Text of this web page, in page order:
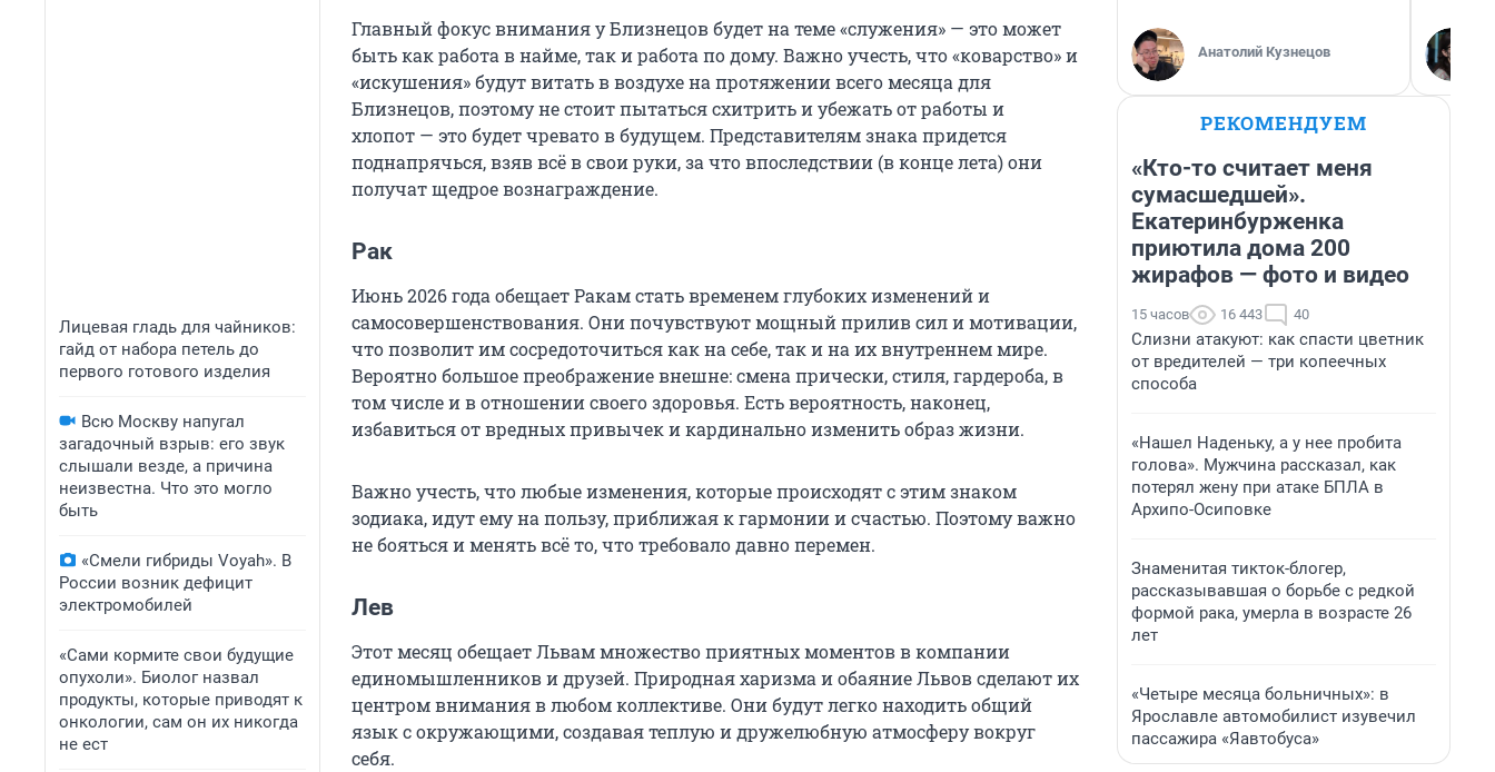
Лицевая гладь для чайников:
гайд от набора петель до
первого готового изделия
Всю Москву напугал
загадочный взрыв: его звук
слышали везде, а причина
неизвестна. Что это могло
быть
«Смели гибриды Voyah». В
России возник дефицит
электромобилей
«Сами кормите свои будущие
опухоли». Биолог назвал
продукты, которые приводят к
онкологии, сам он их никогда
не ест
Главный фокус внимания у Близнецов будет на теме «служения» — это может
быть как работа в найме, так и работа по дому. Важно учесть, что «коварство» и
«искушения» будут витать в воздухе на протяжении всего месяца для
Близнецов, поэтому не стоит пытаться схитрить и убежать от работы и
хлопот — это будет чревато в будущем. Представителям знака придется
поднапрячься, взяв всё в свои руки, за что впоследствии (в конце лета) они
получат щедрое вознаграждение.
Рак
Июнь 2026 года обещает Ракам стать временем глубоких изменений и
самосовершенствования. Они почувствуют мощный прилив сил и мотивации,
что позволит им сосредоточиться как на себе, так и на их внутреннем мире.
Вероятно большое преображение внешне: смена прически, стиля, гардероба, в
том числе и в отношении своего здоровья. Есть вероятность, наконец,
избавиться от вредных привычек и кардинально изменить образ жизни.
Важно учесть, что любые изменения, которые происходят с этим знаком
зодиака, идут ему на пользу, приближая к гармонии и счастью. Поэтому важно
не бояться и менять всё то, что требовало давно перемен.
Лев
Этот месяц обещает Львам множество приятных моментов в компании
единомышленников и друзей. Природная харизма и обаяние Львов сделают их
центром внимания в любом коллективе. Они будут легко находить общий
язык с окружающими, создавая теплую и дружелюбную атмосферу вокруг
себя.
Анатолий Кузнецов
РЕКОМЕНДУЕМ
«Кто-то считает меня
сумасшедшей».
Екатеринбурженка
приютила дома 200
жирафов — фото и видео
15 часов 16 443 40
Слизни атакуют: как спасти цветник
от вредителей — три копеечных
способа
«Нашел Наденьку, а у нее пробита
голова». Мужчина рассказал, как
потерял жену при атаке БПЛА в
Архипо-Осиповке
Знаменитая тикток-блогер,
рассказывавшая о борьбе с редкой
формой рака, умерла в возрасте 26
лет
«Четыре месяца больничных»: в
Ярославле автомобилист изувечил
пассажира «Яавтобуса»